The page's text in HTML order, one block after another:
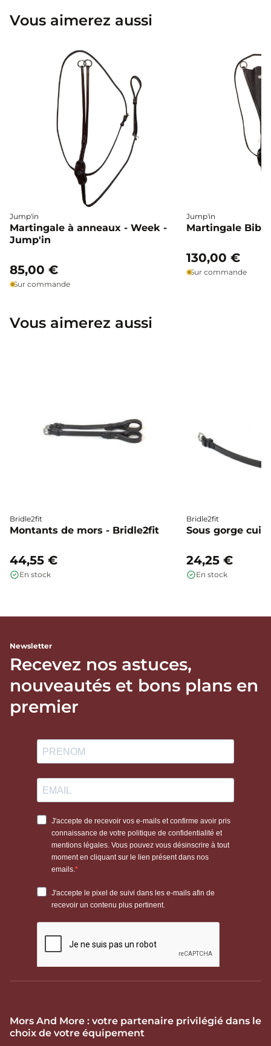
Vous aimerez aussi
Jump'in
Martingale à anneaux - Week -
Jump'in
85,00 €
Sur commande
Jump'in
Martingale Bib
130,00 €
Sur commande
Vous aimerez aussi
Bridle2fit
Montants de mors - Bridle2fit
44,55 €
En stock
Bridle2fit
Sous gorge
24,25 €
En stock
Newsletter
Recevez nos astuces,
nouveautés et bons plans en
premier
Mors And More : votre partenaire privilégié dans le
choix de votre équipement